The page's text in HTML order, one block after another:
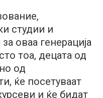
студии и
оваа генерација
тоа, децата од
од
ќе посетуваат
и ќе бидат